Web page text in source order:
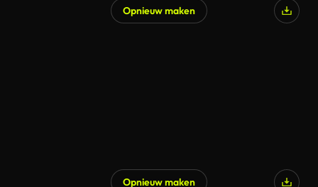
Opnieuw maken
Opnieuw maken